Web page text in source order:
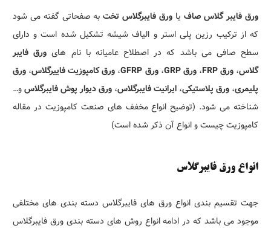
ورق فایبر گلاس صاف یاورق فایبرگلاس تختبه صفحاتی گفته می شود
که از ترکیب رزین پلی استر و الیاف شیشه تشکیل شده است و دارای
سطح صافی می باشد که در اصطلاح عامیانه با نام های ورق فایبر
گلاس،ورق FRP ،ورق GRP ،ورق GFRP ، ورق کامپوزیت فاییرگلاس، ورق
پلیمری، ورق پلاستیکی، ایرانیت فایبرگلاس، ورق دیوار پوش فایبرگلاسو…
شناخته می شود. (توضیح انواع مخفف های صنعت کامپوزیت در مقاله
کامپوزیت چیست و انواع آن ذکر شده است)
انواع ورق فایبرگلاس
جهت تقسیم بندی انواع ورق های فایبرگلاس دسته بندی های مختلفی
موجود می باشد که در ادامه انواع روش های دسته بندی ورق فایبرگلاس